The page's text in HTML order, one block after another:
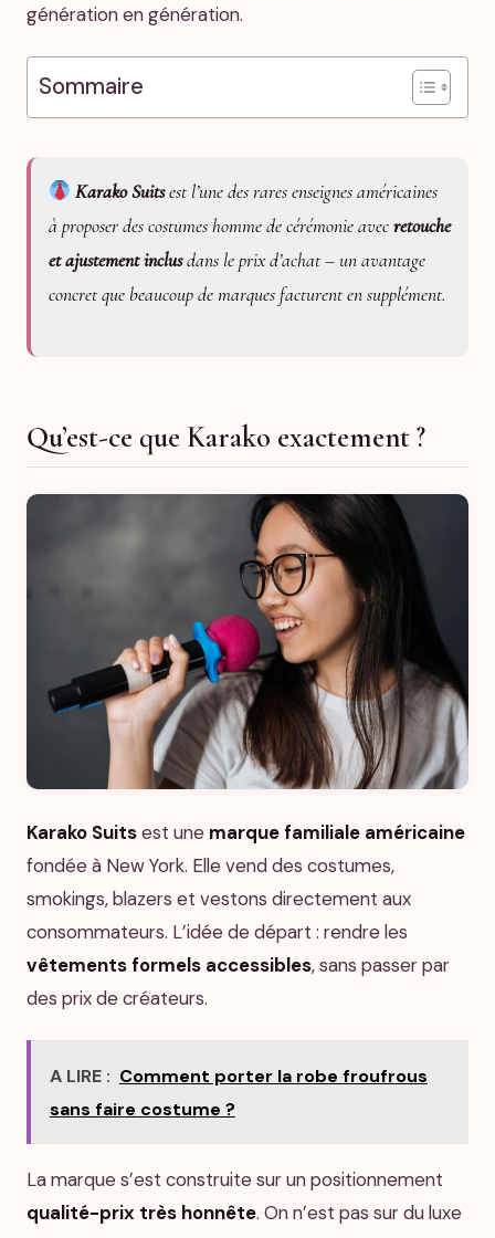
génération en génération.
Sommaire
Karako Suitsest l’une des rares enseignes américaines
à proposer des costumes homme de cérémonie avecretouche
et ajustement inclusdans le prix d’achat – un avantage
concret que beaucoup de marques facturent en supplément.
Qu’est-ce que Karako exactement ?
Karako Suitsest une marque familiale américaine
fondée à New York. Elle vend des costumes,
smokings, blazers et vestons directement aux
consommateurs. L’idée de départ : rendre les
vêtements formels accessibles, sans passer par
des prix de créateurs.
A LIRE : Comment porter la robe froufrous
sans faire costume ?
La marque s’est construite sur un positionnement
qualité-prix très honnête. On n’est pas sur du luxe